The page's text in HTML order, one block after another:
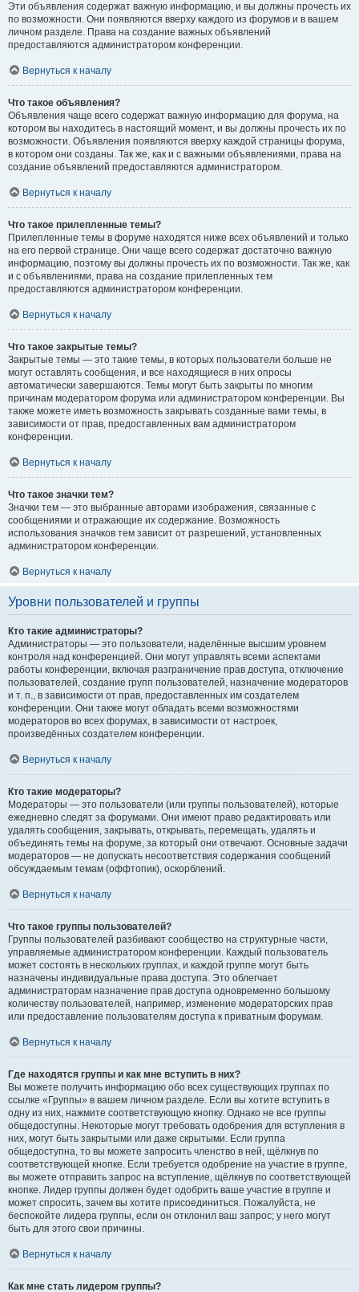
Эти объявления содержат важную информацию, и вы должны прочесть их
по возможности. Они появляются вверху каждого из форумов и в вашем
личном разделе. Права на создание важных объявлений
предоставляются администратором конференции.
Вернуться к началу
Что такое объявления?
Объявления чаще всего содержат важную информацию для форума, на
котором вы находитесь в настоящий момент, и вы должны прочесть их по
возможности. Объявления появляются вверху каждой страницы форума,
в котором они созданы. Так же, как и с важными объявлениями, права на
создание объявлений предоставляются администратором.
Вернуться к началу
Что такое прилепленные темы?
Прилепленные темы в форуме находятся ниже всех объявлений и только
на его первой странице. Они чаще всего содержат достаточно важную
информацию, поэтому вы должны прочесть их по возможности. Так же, как
и с объявлениями, права на создание прилепленных тем
предоставляются администратором конференции.
Вернуться к началу
Что такое закрытые темы?
Закрытые темы — это такие темы, в которых пользователи больше не
могут оставлять сообщения, и все находящиеся в них опросы
автоматически завершаются. Темы могут быть закрыты по многим
причинам модератором форума или администратором конференции. Вы
также можете иметь возможность закрывать созданные вами темы, в
зависимости от прав, предоставленных вам администратором
конференции.
Вернуться к началу
Что такое значки тем?
Значки тем — это выбранные авторами изображения, связанные с
сообщениями и отражающие их содержание. Возможность
использования значков тем зависит от разрешений, установленных
администратором конференции.
Вернуться к началу
Уровни пользователей и группы
Кто такие администраторы?
Администраторы — это пользователи, наделённые высшим уровнем
контроля над конференцией. Они могут управлять всеми аспектами
работы конференции, включая разграничение прав доступа, отключение
пользователей, создание групп пользователей, назначение модераторов
и т. п., в зависимости от прав, предоставленных им создателем
конференции. Они также могут обладать всеми возможностями
модераторов во всех форумах, в зависимости от настроек,
произведённых создателем конференции.
Вернуться к началу
Кто такие модераторы?
Модераторы — это пользователи (или группы пользователей), которые
ежедневно следят за форумами. Они имеют право редактировать или
удалять сообщения, закрывать, открывать, перемещать, удалять и
объединять темы на форуме, за который они отвечают. Основные задачи
модераторов — не допускать несоответствия содержания сообщений
обсуждаемым темам (оффтопик), оскорблений.
Вернуться к началу
Что такое группы пользователей?
Группы пользователей разбивают сообщество на структурные части,
управляемые администратором конференции. Каждый пользователь
может состоять в нескольких группах, и каждой группе могут быть
назначены индивидуальные права доступа. Это облегчает
администраторам назначение прав доступа одновременно большому
количеству пользователей, например, изменение модераторских прав
или предоставление пользователям доступа к приватным форумам.
Вернуться к началу
Где находятся группы и как мне вступить в них?
Вы можете получить информацию обо всех существующих группах по
ссылке «Группы» в вашем личном разделе. Если вы хотите вступить в
одну из них, нажмите соответствующую кнопку. Однако не все группы
общедоступны. Некоторые могут требовать одобрения для вступления в
них, могут быть закрытыми или даже скрытыми. Если группа
общедоступна, то вы можете запросить членство в ней, щёлкнув по
соответствующей кнопке. Если требуется одобрение на участие в группе,
вы можете отправить запрос на вступление, щёлкнув по соответствующей
кнопке. Лидер группы должен будет одобрить ваше участие в группе и
может спросить, зачем вы хотите присоединиться. Пожалуйста, не
беспокойте лидера группы, если он отклонил ваш запрос; у него могут
быть для этого свои причины.
Вернуться к началу
Как мне стать лидером группы?